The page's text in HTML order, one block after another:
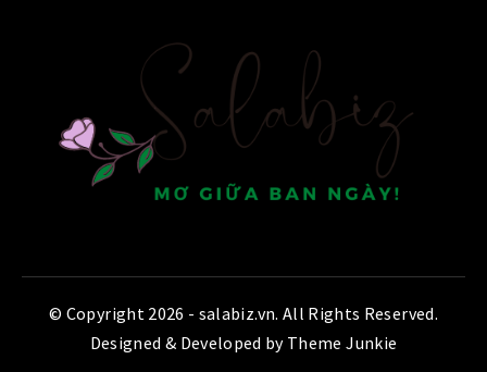
© Copyright 2026 - salabiz.vn. All Rights Reserved.
Designed & Developed by Theme Junkie